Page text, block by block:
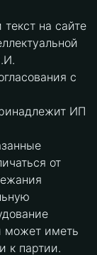
на сайте
с
ИП
от
может иметь
к партии.